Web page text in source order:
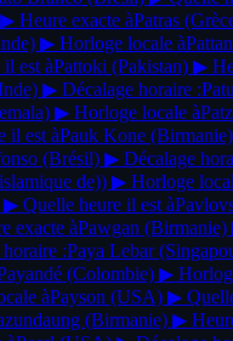
▶ Heure exacte àPatras
▶ Horloge locale à
est àPattoki (Pakistan) ▶
▶ Décalage horaire :
▶ Horloge locale à
il est àPauk Kone (Birmanie)
(Brésil) ▶ Décalage
de)) ▶ Horloge
▶ Quelle heure il est à
exacte àPawgan (Birmanie)
:Paya Lebar
(Colombie) ▶
àPayson (USA) ▶
(Birmanie) ▶